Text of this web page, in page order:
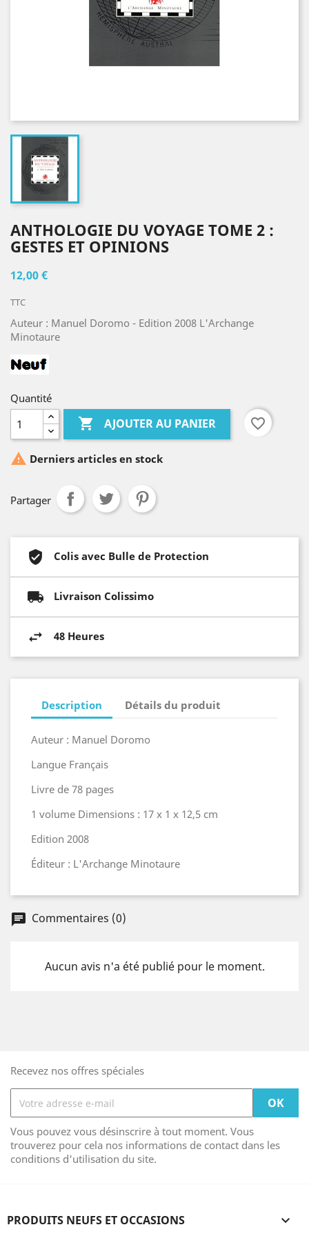
ANTHOLOGIE DU VOYAGE TOME 2 :
GESTES ET OPINIONS
12,00 €
TTC
Auteur : Manuel Doromo - Edition 2008 L'Archange
Minotaure
Quantité
 AJOUTER AU PANIER favorite_border
 Derniers articles en stock
Partager
Colis avec Bulle de Protection
Livraison Colissimo
48 Heures
Description Détails du produit
Auteur : Manuel Doromo
Langue Français
Livre de 78 pages
1 volume Dimensions : 17 x 1 x 12,5 cm
Edition 2008
Éditeur : L'Archange Minotaure
Commentaires (0)
Aucun avis n'a été publié pour le moment.
Recevez nos offres spéciales
Vous pouvez vous désinscrire à tout moment. Vous
trouverez pour cela nos informations de contact dans les
conditions d'utilisation du site.
PRODUITS NEUFS ET OCCASIONS 